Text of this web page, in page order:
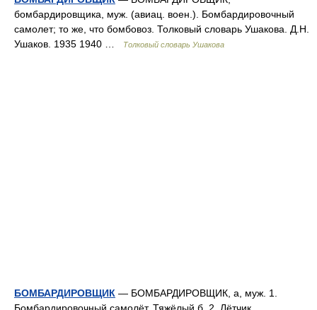
бомбардировщика, муж. (авиац. воен.). Бомбардировочный
самолет; то же, что бомбовоз. Толковый словарь Ушакова. Д.Н.
Ушаков. 1935 1940 …
Толковый словарь Ушакова
БОМБАРДИРОВЩИК — БОМБАРДИРОВЩИК, а, муж. 1.